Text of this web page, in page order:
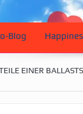
Blog
EINER